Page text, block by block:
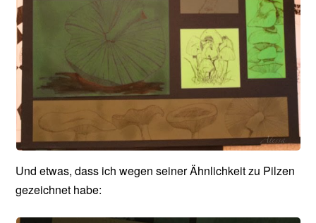
Und etwas, dass ich wegen seiner Ähnlichkeit zu Pilzen
gezeichnet habe: